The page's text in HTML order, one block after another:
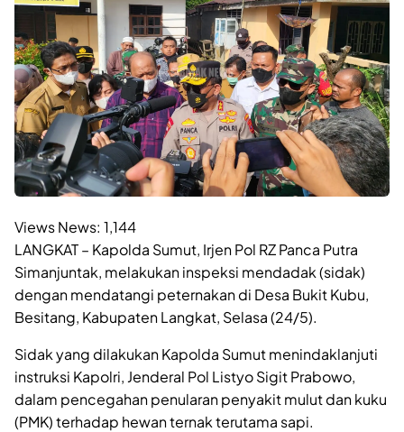
Views News: 1,144
LANGKAT – Kapolda Sumut, Irjen Pol RZ Panca Putra
Simanjuntak, melakukan inspeksi mendadak (sidak)
dengan mendatangi peternakan di Desa Bukit Kubu,
Besitang, Kabupaten Langkat, Selasa (24/5).
Sidak yang dilakukan Kapolda Sumut menindaklanjuti
instruksi Kapolri, Jenderal Pol Listyo Sigit Prabowo,
dalam pencegahan penularan penyakit mulut dan kuku
(PMK) terhadap hewan ternak terutama sapi.